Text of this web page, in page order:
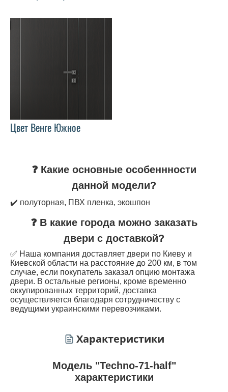
Цвет Венге Южное
❓ Какие основные особеннности
данной модели?
✔️ полуторная, ПВХ пленка, экошпон
❓ В какие города можно заказать
двери с доставкой?
✅ Наша компания доставляет двери по Киеву и
Киевской области на расстояние до 200 км, в том
случае, если покупатель заказал опцию монтажа
двери. В остальные регионы, кроме временно
оккупированных территорий, доставка
осуществляется благодаря сотрудничеству с
ведущими украинскими перевозчиками.
Характеристики
Модель "Techno-71-half"
характеристики